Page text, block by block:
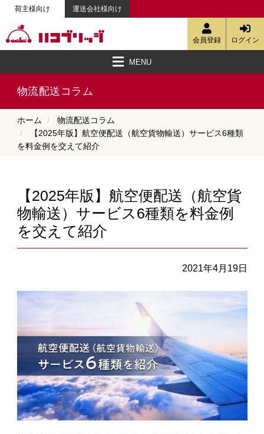
荷主様向け 運送会社様向け
会員登録 ログイン
MENU
ハコブリッジとは
空車検索・簡易見積・定期便の相談
強みと特徴
配送料金
会員登録
資料ダウンロード
ご利用ガイド
動画で見る便利な機能
物流配送コラム
お客様の声
お知らせ
お問い合わせ
ハコJETへ
物流配送コラム
ホーム
物流配送コラム
【2025年版】航空便配送（航空貨物輸送）サービス6種類
を料金例を交えて紹介
【2025年版】航空便配送（航空貨
物輸送）サービス6種類を料金例
を交えて紹介
2021年4月19日